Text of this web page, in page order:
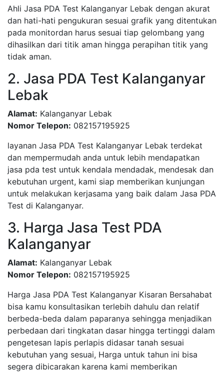
Ahli Jasa PDA Test Kalanganyar Lebak dengan akurat
dan hati-hati pengukuran sesuai grafik yang ditentukan
pada monitordan harus sesuai tiap gelombang yang
dihasilkan dari titik aman hingga perapihan titik yang
tidak aman.
2. Jasa PDA Test Kalanganyar
Lebak
Alamat: Kalanganyar Lebak
Nomor Telepon: 082157195925
layanan Jasa PDA Test Kalanganyar Lebak terdekat
dan mempermudah anda untuk lebih mendapatkan
jasa pda test untuk kendala mendadak, mendesak dan
kebutuhan urgent, kami siap memberikan kunjungan
untuk melakukan kerjasama yang baik dalam Jasa PDA
Test di Kalanganyar.
3. Harga Jasa Test PDA
Kalanganyar
Alamat: Kalanganyar Lebak
Nomor Telepon: 082157195925
Harga Jasa PDA Test Kalanganyar Kisaran Bersahabat
bisa kamu konsultasikan terlebih dahulu dan relatif
berbeda-beda dalam paparanya sehingga menjadikan
perbedaan dari tingkatan dasar hingga tertinggi dalam
pengetesan lapis perlapis didasar tanah sesuai
kebutuhan yang sesuai, Harga untuk tahun ini bisa
segera dibicarakan karena kami memberikan